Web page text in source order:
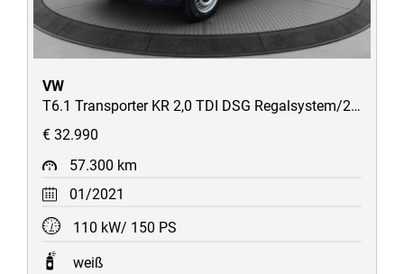
VW
T6.1 Transporter KR 2,0 TDI DSG Regalsystem/2xSchiebetüren/AHK/Kamera/ACC/uvm
€ 32.990
57.300 km
01/2021
110 kW/ 150 PS
weiß